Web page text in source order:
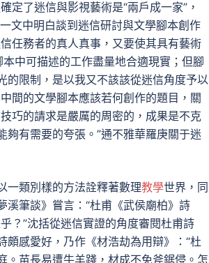
定了迷信與影視藝術是“兩戶成一家”，
文中明白談到迷信研討與文學腳本創作
任務者的真人真事，又要使其具有藝術
中可描述的工作盡量地合適現實；但腳
的限制，是以我又不該該從迷信角度予以
間的文學腳本應該若何創作的題目，關
巧的請求是嚴厲的周密的，成果是不克
有需要的夸張。”通不雅華羅庚關于迷
一類別樣的方法詮釋著數理教學世界，同
溪筆談》嘗言：“杜甫《武侯廟柏》詩
？”沈括從迷信實證的角度審閱杜甫詩
感愛好，乃作《材浩劫為用辯》：“杜
。苗長易遭牛羊踐，材成不免斧鋸侵。怎